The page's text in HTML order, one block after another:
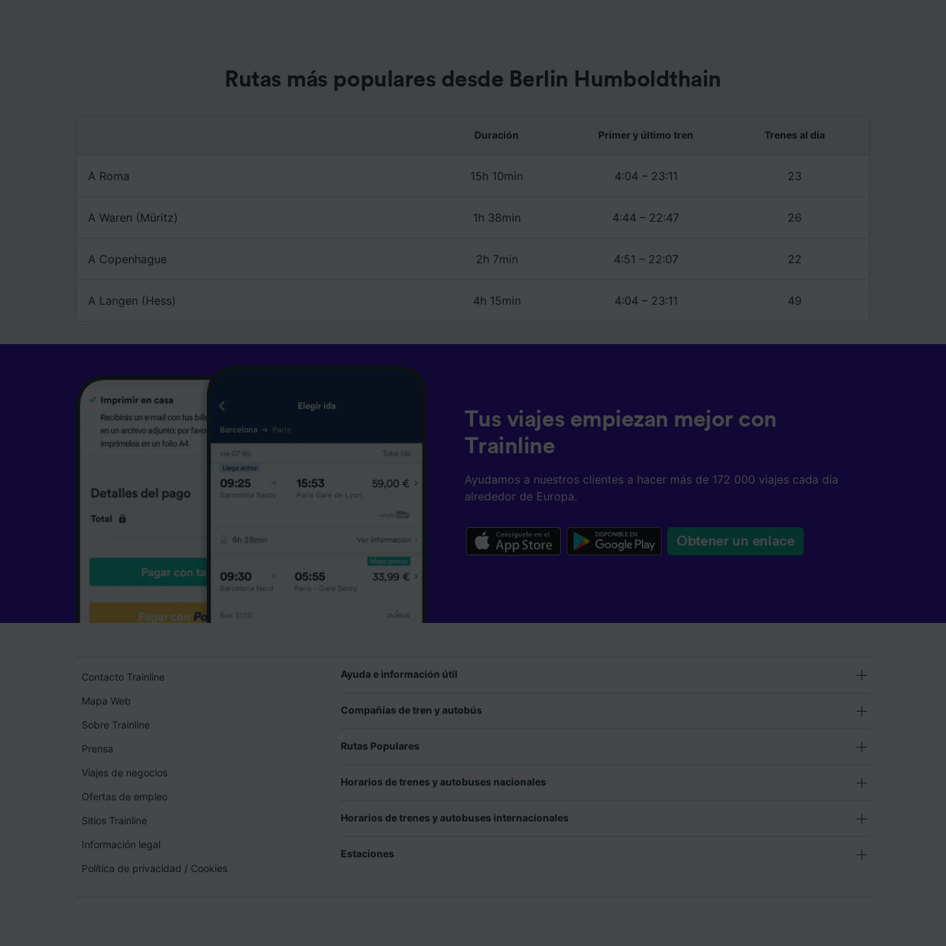
Rutas más populares desde Berlin Humboldthain
Duración Primer y último tren Trenes al día
A Roma 15h 10min 4:04 – 23:11 23
A Waren (Müritz) 1h 38min 4:44 – 22:47 26
A Copenhague 2h 7min 4:51 – 22:07 22
A Langen (Hess) 4h 15min 4:04 – 23:11 49
Tus viajes empiezan mejor con
Trainline
Ayudamos a nuestros clientes a hacer más de 172 000 viajes cada día
alrededor de Europa.
Obtener un enlace
Contacto Trainline
Mapa Web
Sobre Trainline
Prensa
Viajes de negocios
Ofertas de empleo
Sitios Trainline
Información legal
Política de privacidad / Cookies
Ayuda e información útil
Compañías de tren y autobús
Rutas Populares
Horarios de trenes y autobuses nacionales
Horarios de trenes y autobuses internacionales
Estaciones
Lista de asociados (proveedores)